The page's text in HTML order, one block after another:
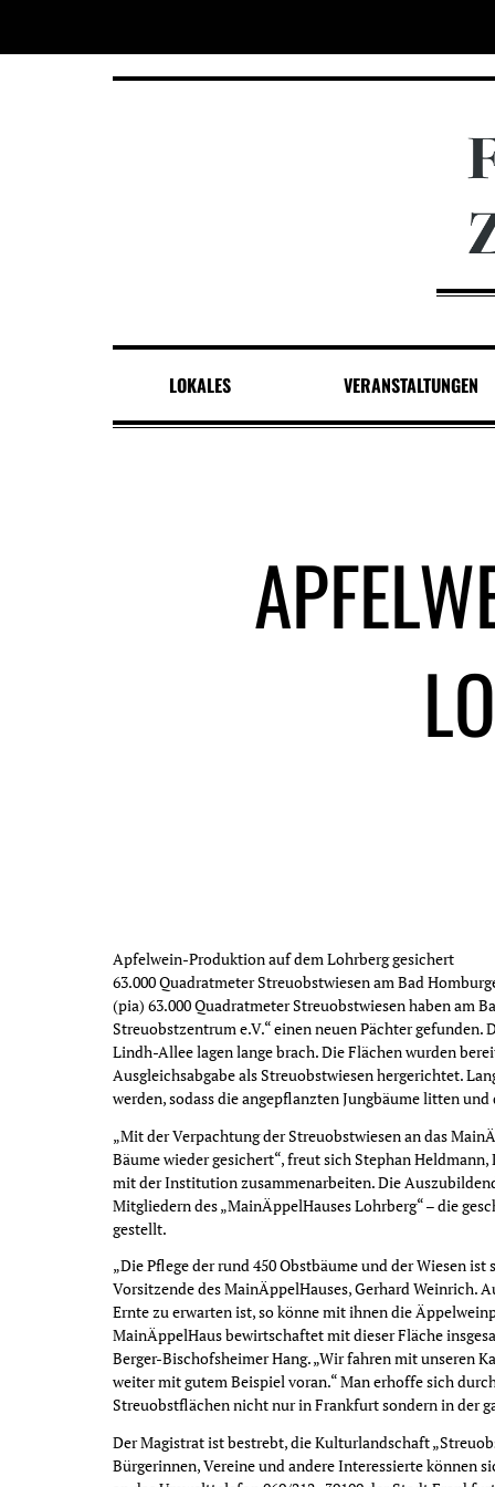
LOKALES VERANSTALTUNGEN
Apfelwein-Produktion auf dem Lohrberg gesichert
63.000 Quadratmeter Streuobstwiesen am Bad
(pia) 63.000 Quadratmeter Streuobstwiesen haben am
Streuobstzentrum e.V.“ einen neuen Pächter
Lindh-Allee lagen lange brach. Die Flächen wurden
Ausgleichsabgabe als Streuobstwiesen hergerichtet.
werden, sodass die angepflanzten Jungbäume litten
„Mit der Verpachtung der Streuobstwiesen an das
Bäume wieder gesichert“, freut sich Stephan
mit der Institution zusammenarbeiten. Die
Mitgliedern des „MainÄppelHauses Lohrberg“ – die
gestellt.
„Die Pflege der rund 450 Obstbäume und der Wiesen
Vorsitzende des MainÄppelHauses, Gerhard Weinrich.
Ernte zu erwarten ist, so könne mit ihnen die
MainÄppelHaus bewirtschaftet mit dieser Fläche
Berger-Bischofsheimer Hang. „Wir fahren mit unseren
weiter mit gutem Beispiel voran.“ Man erhoffe sich
Streuobstflächen nicht nur in Frankfurt sondern in der
Der Magistrat ist bestrebt, die Kulturlandschaft
Bürgerinnen, Vereine und andere Interessierte können